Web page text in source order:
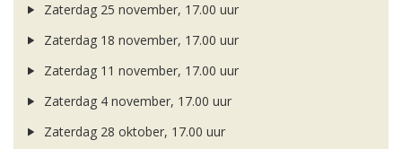
Zaterdag 25 november, 17.00 uur
Zaterdag 18 november, 17.00 uur
Zaterdag 11 november, 17.00 uur
Zaterdag 4 november, 17.00 uur
Zaterdag 28 oktober, 17.00 uur